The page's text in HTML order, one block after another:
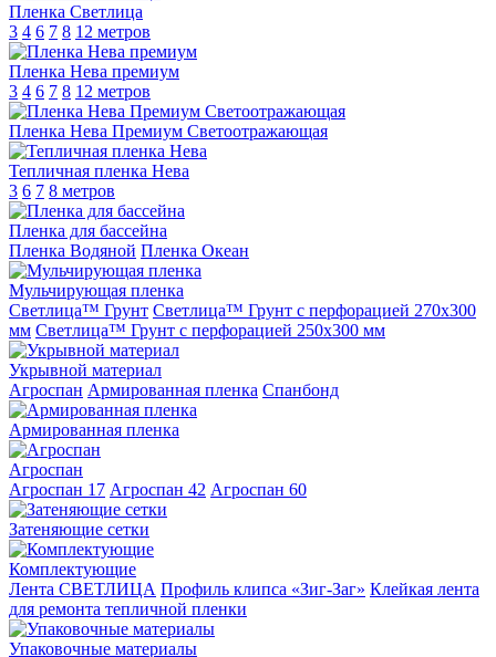
Пленка Светлица
3 4 6 7 8 12 метров
Пленка Нева премиум
3 4 6 7 8 12 метров
Пленка Нева Премиум Светоотражающая
Тепличная пленка Нева
3 6 7 8 метров
Пленка для бассейна
Пленка Водяной Пленка Океан
Мульчирующая пленка
Светлица™ Грунт Светлица™ Грунт с перфорацией 270х300
мм Светлица™ Грунт с перфорацией 250х300 мм
Укрывной материал
Агроспан Армированная пленка Спанбонд
Армированная пленка
Агроспан
Агроспан 17 Агроспан 42 Агроспан 60
Затеняющие сетки
Комплектующие
Лента СВЕТЛИЦА Профиль клипса «Зиг-Заг» Клейкая лента
для ремонта тепличной пленки
Упаковочные материалы